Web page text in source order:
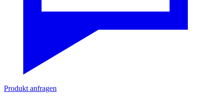
Produkt anfragen